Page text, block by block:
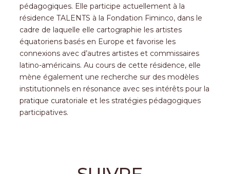
pédagogiques. Elle participe actuellement à la
résidence TALENTS à la Fondation Fiminco, dans le
cadre de laquelle elle cartographie les artistes
équatoriens basés en Europe et favorise les
connexions avec d’autres artistes et commissaires
latino-américains. Au cours de cette résidence, elle
mène également une recherche sur des modèles
institutionnels en résonance avec ses intérêts pour la
pratique curatoriale et les stratégies pédagogiques
participatives.